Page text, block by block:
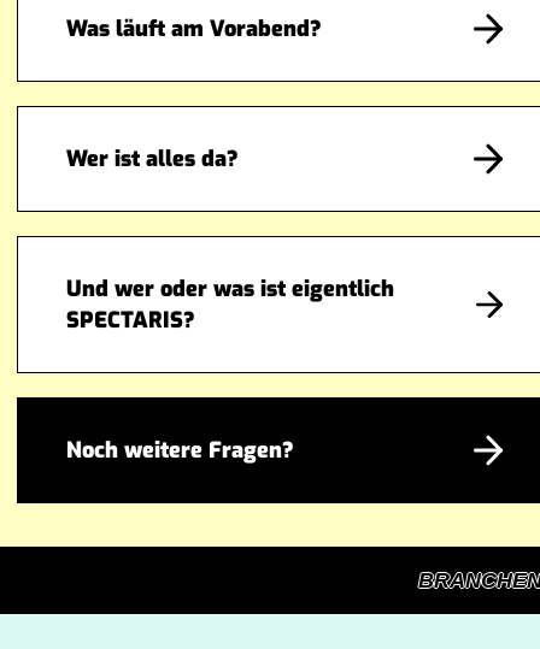
Was läuft am Vorabend?
Wer ist alles da?
Und wer oder was ist eigentlich
SPECTARIS?
Noch weitere Fragen?